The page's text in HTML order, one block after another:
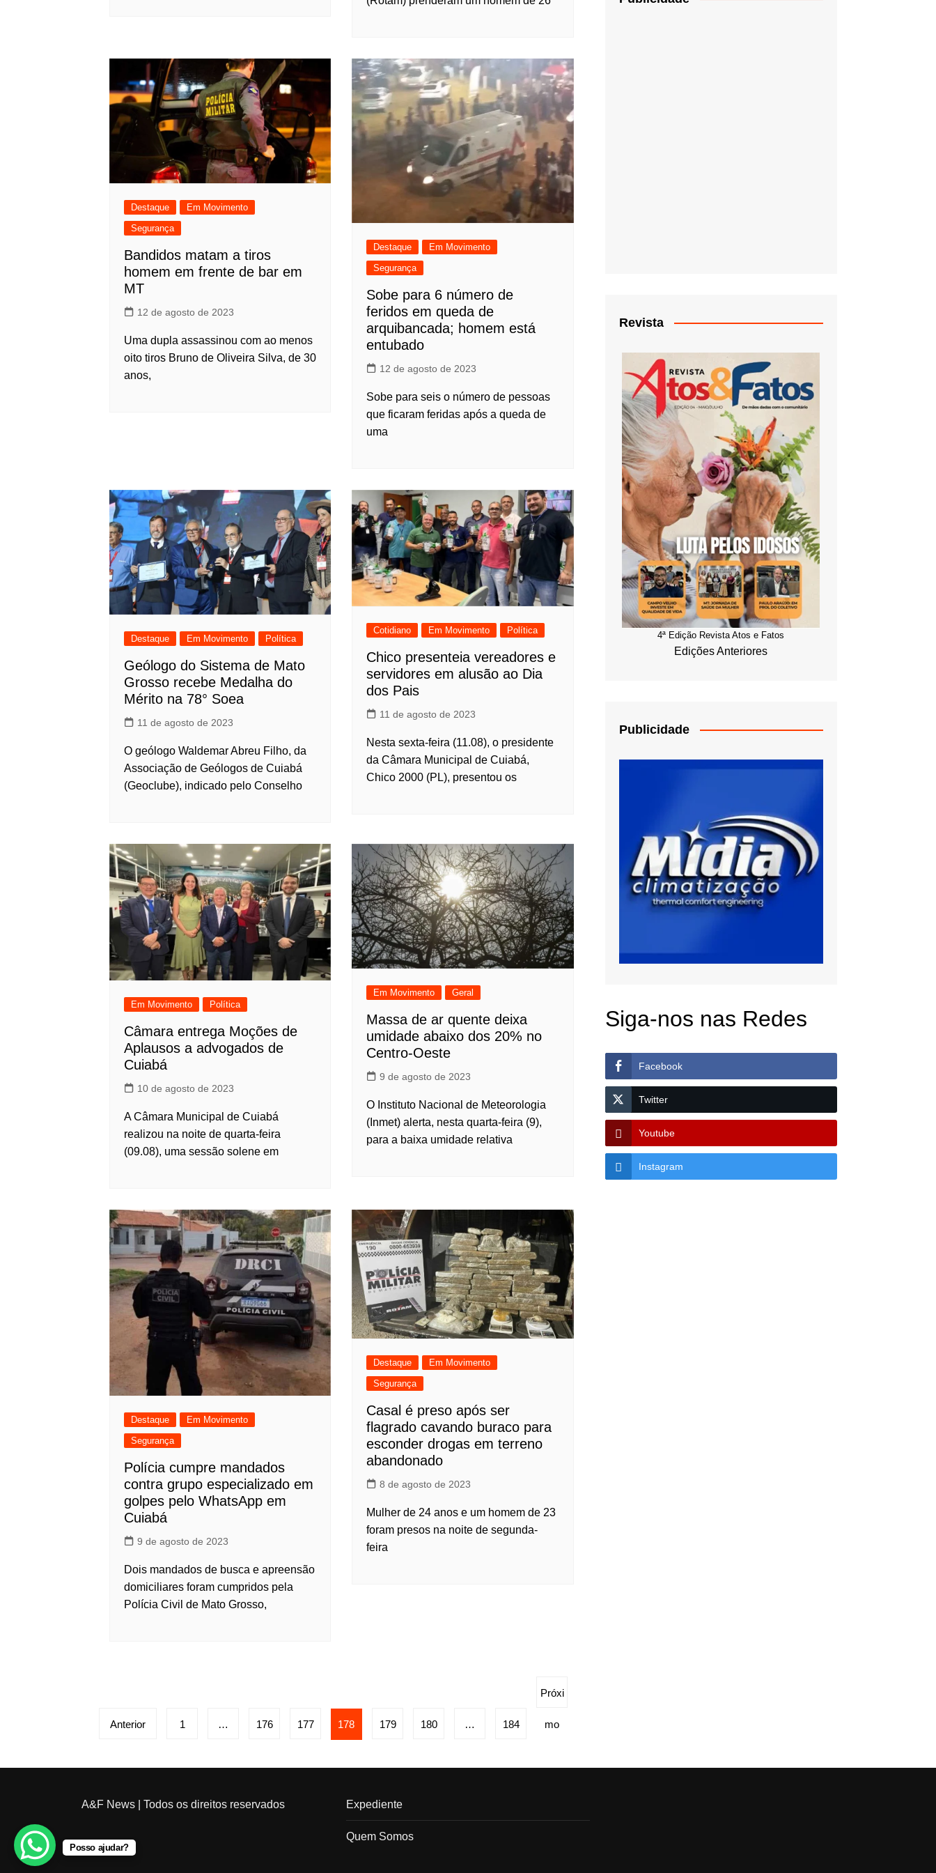
Destaque
Em Movimento
Segurança
Bandidos matam a tiros
homem em frente de bar em
MT
12 de agosto de 2023
Uma dupla assassinou com ao menos
oito tiros Bruno de Oliveira Silva, de 30
anos,
Destaque
Em Movimento
Segurança
Sobe para 6 número de
feridos em queda de
arquibancada; homem está
entubado
12 de agosto de 2023
Sobe para seis o número de pessoas
que ficaram feridas após a queda de
uma
Destaque Em Movimento Política
Geólogo do Sistema de Mato
Grosso recebe Medalha do
Mérito na 78° Soea
11 de agosto de 2023
O geólogo Waldemar Abreu Filho, da
Associação de Geólogos de Cuiabá
(Geoclube), indicado pelo Conselho
Cotidiano Em Movimento Política
Chico presenteia vereadores e
servidores em alusão ao Dia
dos Pais
11 de agosto de 2023
Nesta sexta-feira (11.08), o presidente
da Câmara Municipal de Cuiabá,
Chico 2000 (PL), presentou os
Em Movimento Política
Câmara entrega Moções de
Aplausos a advogados de
Cuiabá
10 de agosto de 2023
A Câmara Municipal de Cuiabá
realizou na noite de quarta-feira
(09.08), uma sessão solene em
Em Movimento Geral
Massa de ar quente deixa
umidade abaixo dos 20% no
Centro-Oeste
9 de agosto de 2023
O Instituto Nacional de Meteorologia
(Inmet) alerta, nesta quarta-feira (9),
para a baixa umidade relativa
Destaque
Em Movimento
Segurança
Polícia cumpre mandados
contra grupo especializado em
golpes pelo WhatsApp em
Cuiabá
9 de agosto de 2023
Dois mandados de busca e apreensão
domiciliares foram cumpridos pela
Polícia Civil de Mato Grosso,
Destaque
Em Movimento
Segurança
Casal é preso após ser
flagrado cavando buraco para
esconder drogas em terreno
abandonado
8 de agosto de 2023
Mulher de 24 anos e um homem de 23
foram presos na noite de segunda-
feira
de
Anterior 1 … 176 177 178 179 180 … 184
Próxi
mo
Revista
4ª Edição Revista Atos e Fatos
Edições Anteriores
Publicidade
Siga-nos nas Redes
Facebook
Twitter
Youtube
Instagram
A&F News | Todos os direitos reservados Expediente
Quem Somos
Posso ajudar?